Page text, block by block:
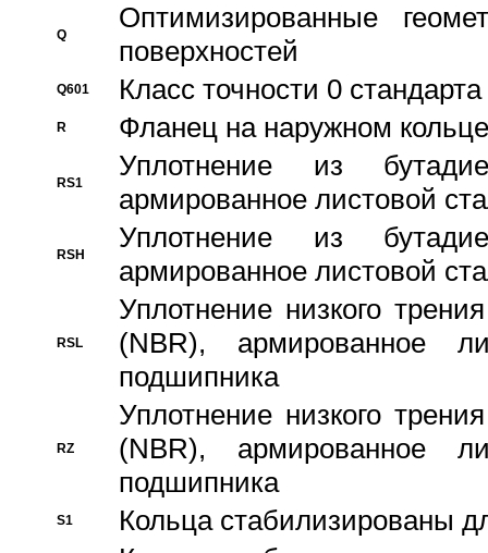
Q
Оптимизированные
поверхностей
Q601 Класс точности 0
R Фланец на наружном кольце
RS1
Уплотнение из
армированное листовой
RSH
Уплотнение из
армированное листовой
RSL
Уплотнение низкого
(NBR), армированное
подшипника
RZ
Уплотнение низкого
(NBR), армированное
подшипника
S1 Кольца стабилизированы